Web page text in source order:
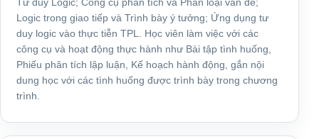
Logic trong giao tiếp và Trình bày ý tưởng; Ứng dụng tư
duy logic vào thực tiễn TPL. Học viên làm việc với các
công cụ và hoạt động thực hành như Bài tập tình huống,
Phiếu phân tích lập luận, Kế hoạch hành động, gắn nội
dung học với các tình huống được trình bày trong chương
trình.